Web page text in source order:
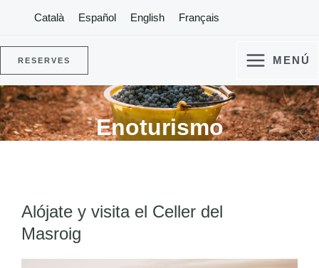
Català Español English Français
RESERVES MENÚ
Enoturismo
Alójate y visita el Celler del
Masroig